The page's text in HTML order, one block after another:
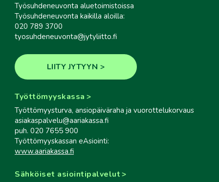
Työsuhdeneuvonta aluetoimistoissa
Työsuhdeneuvonta kaikilla aloilla:
020 789 3700
tyosuhdeneuvonta@jytyliitto.fi
LIITY JYTYYN
Työttömyyskassa
Työttömyysturva, ansiopäiväraha ja vuorottelukorvaus
asiakaspalvelu@aariakassa.fi
puh. 020 7655 900
Työttömyyskassan eAsiointi:
www.aariakassa.fi
Sähköiset asiointipalvelut